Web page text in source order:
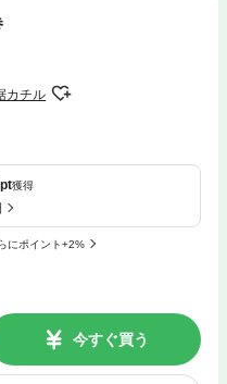
カチル
pt獲得
にポイント+2%
今すぐ買う